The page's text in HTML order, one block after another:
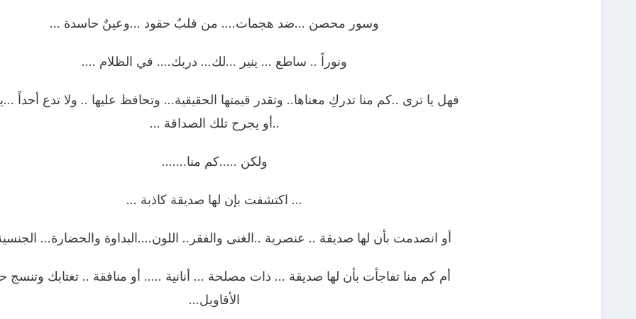
وسور محصن …ضد هجمات…. من قلبٌ حقود …وعينٌ حاسدة …
ونوراً .. ساطع … ينير …لك… دربك…. في الظلام ….
فهل يا ترى ..كم منا تدركِ معناها.. وتقدر قيمتها الحقيقية… وتحافظ عليها .. ولا تدع أحداً
..أو يجرح تلك الصداقة …
ولكن …..كم منا…….
… اكتشفت بإن لها صديقة كاذبة …
أو انصدمت بأن لها صديقة .. عنصرية ..الغنى والفقر.. اللون….البداوة والحضارة…
أم كم منا تفاجأت بأن لها صديقة … ذات مصلحة … أنانية ….. أو منافقة .. تغتابك وتنسج
الأقاويل…